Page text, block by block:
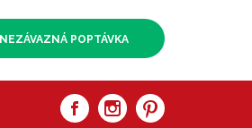
NEZÁVAZNÁ POPTÁVKA